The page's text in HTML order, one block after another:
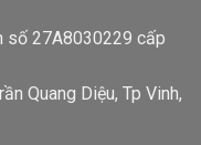
Thái
số 27A8030229 cấp
Quang Diệu, Tp Vinh,